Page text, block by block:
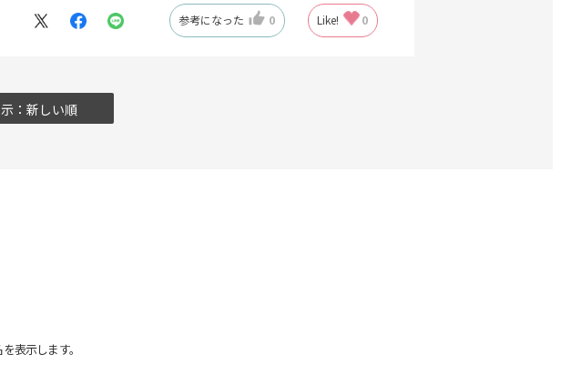
参考になった 0 Like! 0
：新しい順
表示します。